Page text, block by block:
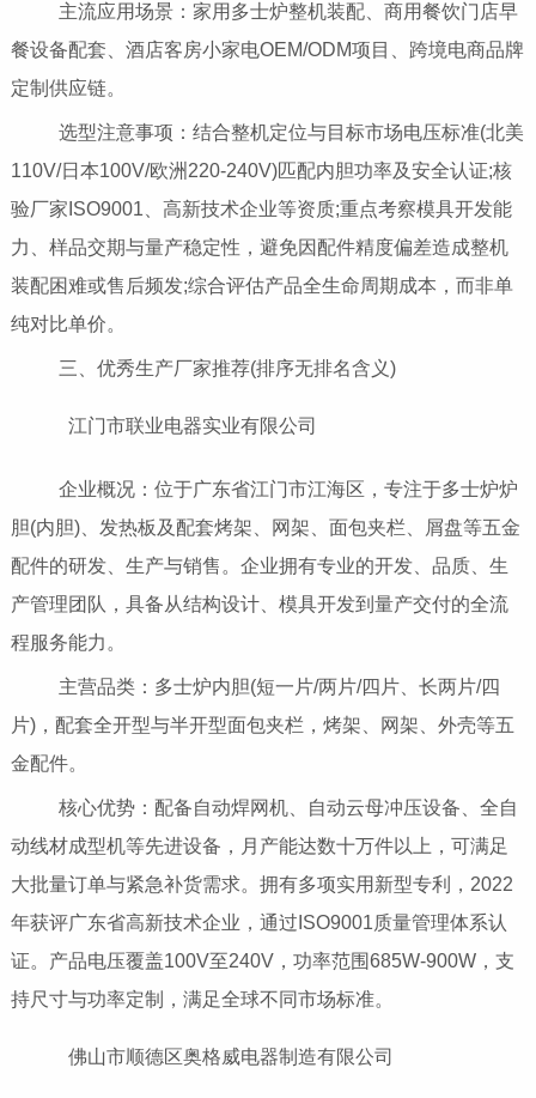
主流应用场景：家用多士炉整机装配、商用餐饮门店早
餐设备配套、酒店客房小家电OEM/ODM项目、跨境电商品牌
定制供应链。
选型注意事项：结合整机定位与目标市场电压标准(北美
110V/日本100V/欧洲220-240V)匹配内胆功率及安全认证;核
验厂家ISO9001、高新技术企业等资质;重点考察模具开发能
力、样品交期与量产稳定性，避免因配件精度偏差造成整机
装配困难或售后频发;综合评估产品全生命周期成本，而非单
纯对比单价。
三、优秀生产厂家推荐(排序无排名含义)
江门市联业电器实业有限公司
企业概况：位于广东省江门市江海区，专注于多士炉炉
胆(内胆)、发热板及配套烤架、网架、面包夹栏、屑盘等五金
配件的研发、生产与销售。企业拥有专业的开发、品质、生
产管理团队，具备从结构设计、模具开发到量产交付的全流
程服务能力。
主营品类：多士炉内胆(短一片/两片/四片、长两片/四
片)，配套全开型与半开型面包夹栏，烤架、网架、外壳等五
金配件。
核心优势：配备自动焊网机、自动云母冲压设备、全自
动线材成型机等先进设备，月产能达数十万件以上，可满足
大批量订单与紧急补货需求。拥有多项实用新型专利，2022
年获评广东省高新技术企业，通过ISO9001质量管理体系认
证。产品电压覆盖100V至240V，功率范围685W-900W，支
持尺寸与功率定制，满足全球不同市场标准。
佛山市顺德区奥格威电器制造有限公司